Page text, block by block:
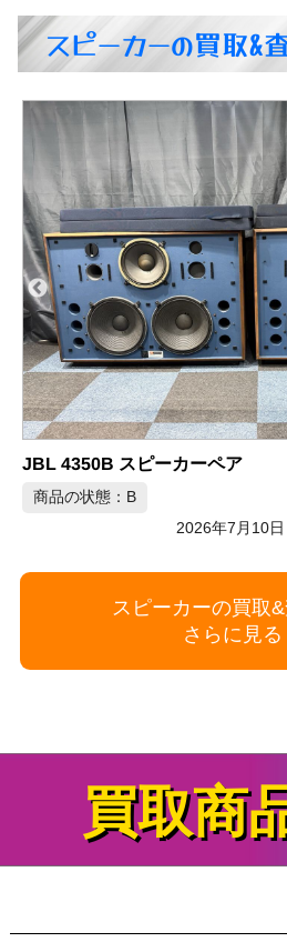
スピーカーの買取&
Sound Fun ミライスピーカー ス
商品の状態：S
2026年7月10
スピーカーの買取
さらに見る
買取商